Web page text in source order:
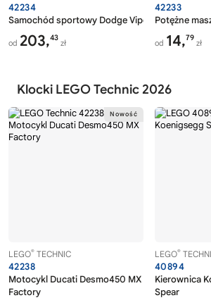
42234
Samochód sportowy Dodge Viper GTS-R
od 203,43
zł
42233
Potężne
od 14,79
zł
Klocki LEGO Technic 2026
LEGO® TECHNIC
42238
Motocykl Ducati Desmo450 MX
Factory
LEGO®
40894
Kierownica
Spear